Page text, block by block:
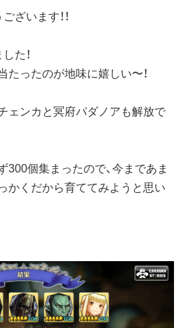
ざいます！！
た！
ったのが地味に嬉しい〜！
ェンカと冥府パダノアも解放で
個集まったので、今まであま
かくだから育ててみようと思い